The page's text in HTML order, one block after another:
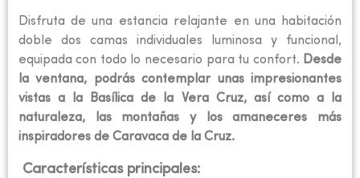
Disfruta de una estancia relajante en una habitación
doble dos camas individuales luminosa y funcional,
equipada con todo lo necesario para tu confort. Desde
la ventana, podrás contemplar unas impresionantes
vistas a la Basílica de la Vera Cruz, así como a la
naturaleza, las montañas y los amaneceres más
inspiradores de Caravaca de la Cruz.
Características principales: